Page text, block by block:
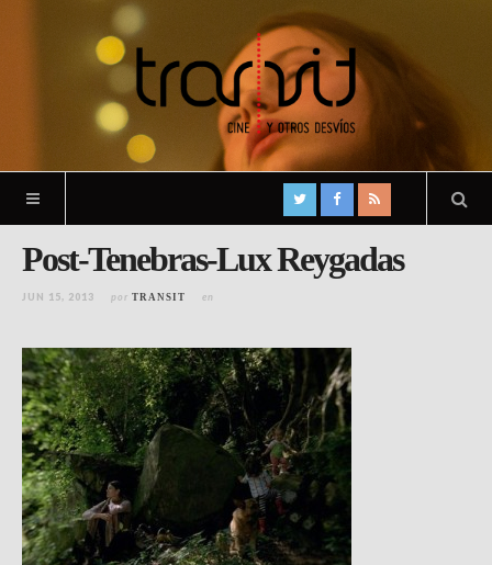
Post-Tenebras-Lux Reygadas
JUN 15, 2013 por TRANSIT en